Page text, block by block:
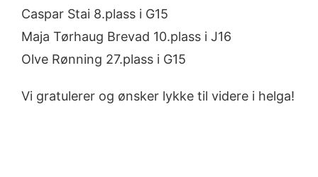
Caspar Stai 8.plass i G15
Maja Tørhaug Brevad 10.plass i J16
Olve Rønning 27.plass i G15
Vi gratulerer og ønsker lykke til videre i helga!